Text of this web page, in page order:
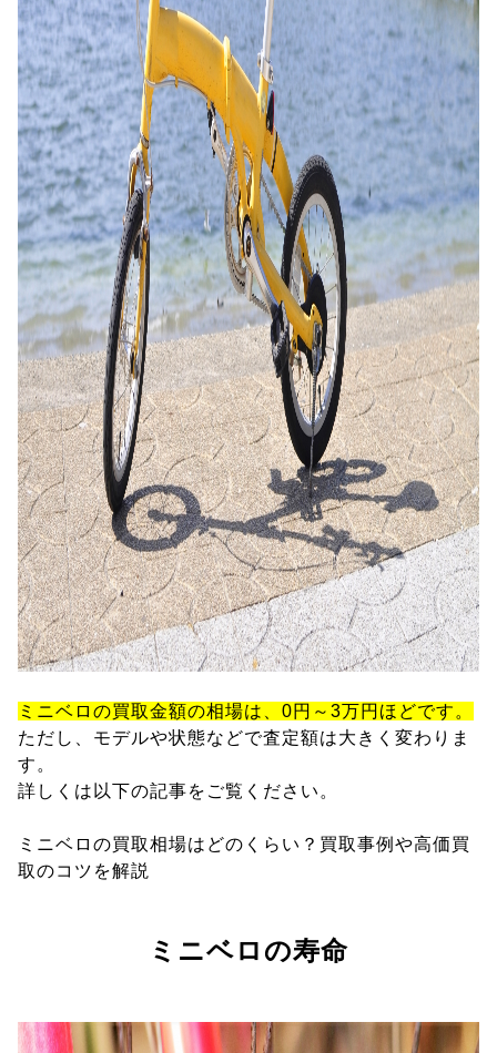
ミニベロの買取金額の相場は、0円～3万円ほどです。
ただし、モデルや状態などで査定額は大きく変わりま
す。
詳しくは以下の記事をご覧ください。
ミニベロの買取相場はどのくらい？買取事例や高価買
取のコツを解説
ミニベロの寿命